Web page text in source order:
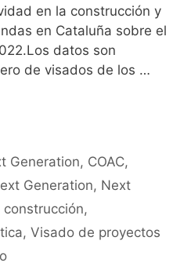
en la construcción y
en Cataluña sobre el
datos son
de visados de los …
Generation, COAC,
Generation, Next
construcción,
, Visado de proyectos